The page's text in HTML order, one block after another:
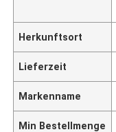
Herkunftsort
Lieferzeit
Markenname
Min Bestellmenge